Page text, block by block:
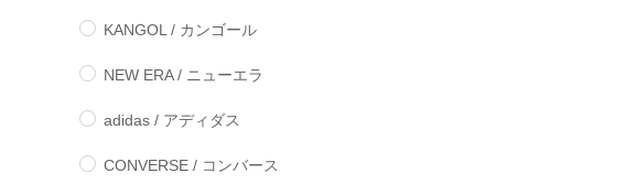
KANGOL / カンゴール
NEW ERA / ニューエラ
adidas / アディダス
CONVERSE / コンバース